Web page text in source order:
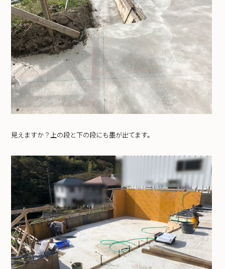
見えますか？上の段と下の段にも墨が出てます。